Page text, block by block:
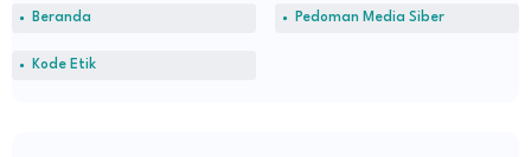
Beranda Pedoman Media Siber
Kode Etik